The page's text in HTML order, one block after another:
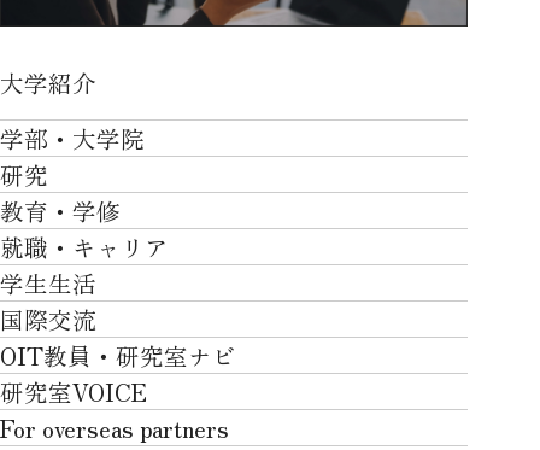
大学紹介
大学紹介TOP
OVER THE LIMIT
大学について
施設一覧
社会・地域・高大連携
川上村での取り組み
アクセス
ポリシー/コンプライアンス
学部・大学院
学部・大学院TOP
工学部
ロボティクス＆デザイン工学部
情報科学部
知的財産学部
工学研究科
ロボティクス＆デザイン工学研究科
研究
研究TOP
研究について
産官学連携
教育・学修
教育・学修TOP
卒業時質保証を担う独自の教育システム
自律学修
学習支援
リカレント教育プログラム
就職・キャリア
就職・キャリアTOP
就職サポート
キャリア形成
インターンシップ
学生生活
学生生活TOP
キャンパスライフ
課外活動
国際交流
国際交流TOP
グローバルな人材育成
国際交流プログラムについて
OIT教員・研究室ナビ
研究室VOICE
For overseas partners